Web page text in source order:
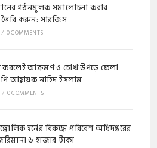
গঠনমূলক সমালোচনা করার
করুন: সারজিস
/ 0 COMMENTS
করলেই আক্রমণ ও চোখ উপড়ে ফেলা
আহ্বায়ক নাহিদ ইসলাম
/ 0 COMMENTS
হর্নের বিরুদ্ধে পরিবেশ অধিদপ্তরের
৬ হাজার টাকা